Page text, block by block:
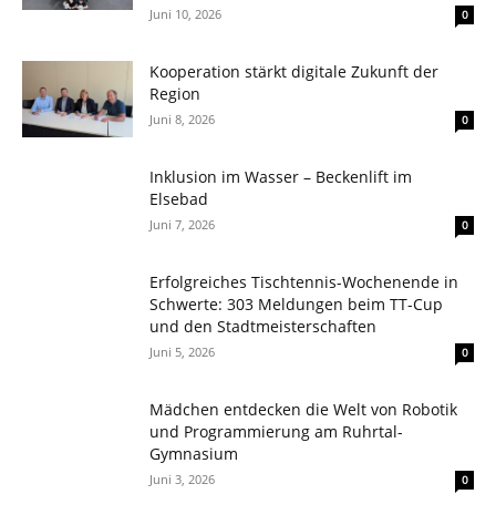
Juni 10, 2026 0
Kooperation stärkt digitale Zukunft der
Region
Juni 8, 2026 0
Inklusion im Wasser – Beckenlift im
Elsebad
Juni 7, 2026 0
Erfolgreiches Tischtennis-Wochenende in
Schwerte: 303 Meldungen beim TT-Cup
und den Stadtmeisterschaften
Juni 5, 2026 0
Mädchen entdecken die Welt von Robotik
und Programmierung am Ruhrtal-
Gymnasium
Juni 3, 2026 0